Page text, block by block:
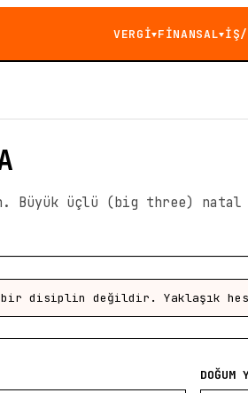
VERGİ▼FİNANSAL▼İŞ/
Büyük üçlü (big three) natal
disiplin değildir. Yaklaşık